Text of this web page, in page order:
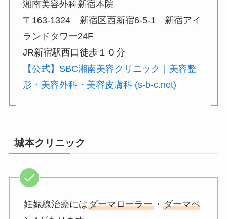
湘南美容外科新宿本院
〒163-1324 新宿区西新宿6-5-1 新宿アイ
ランドタワー24F
JR新宿駅西口徒歩１０分
【公式】SBC湘南美容クリニック｜美容整
形・美容外科・美容皮膚科 (s-b-c.net)
城本クリニック
妊娠線治療にはダーマローラー・ ダーマペ